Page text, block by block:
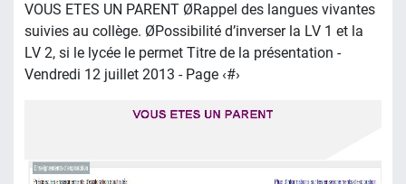
VOUS ETES UN PARENT ØRappel des langues vivantes
suivies au collège. ØPossibilité d’inverser la LV 1 et la
LV 2, si le lycée le permet Titre de la présentation -
Vendredi 12 juillet 2013 - Page ‹#›